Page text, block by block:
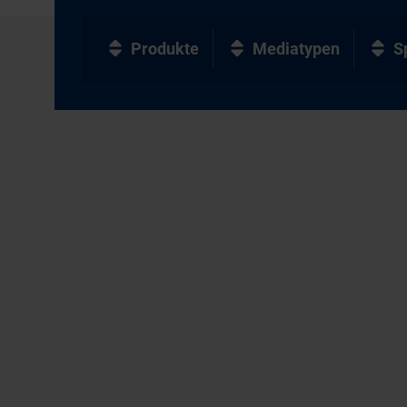
Produkte Mediatypen